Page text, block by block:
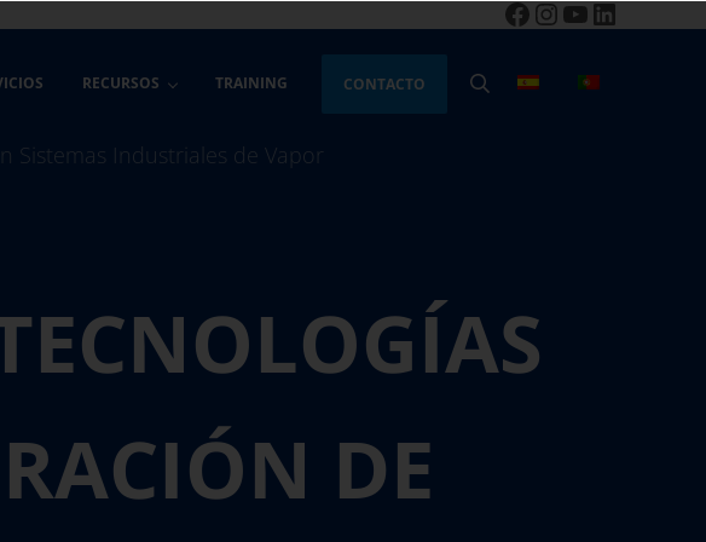
Facebook
Instagram
YouTube
LinkedIn
RECURSOS TRAINING CONTACTO BUSCAR
DE